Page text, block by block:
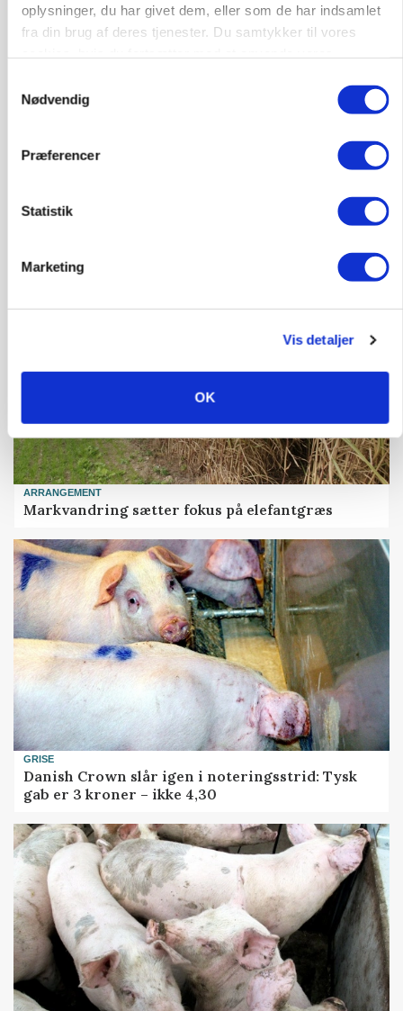
oplysninger, du har givet dem, eller som de har indsamlet
fra din brug af deres tjenester. Du samtykker til vores
Nødvendig
Præferencer
Statistik
Marketing
Vis detaljer
OK
MASKINER
ARRANGEMENT
Markvandring sætter fokus på elefantgræs
GRISE
Danish Crown slår igen i noteringsstrid: Tysk
gab er 3 kroner – ikke 4,30